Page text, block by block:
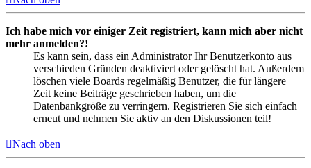
Ich habe mich vor einiger Zeit registriert, kann mich aber nicht
mehr anmelden?!
Es kann sein, dass ein Administrator Ihr Benutzerkonto aus
verschieden Gründen deaktiviert oder gelöscht hat. Außerdem
löschen viele Boards regelmäßig Benutzer, die für längere
Zeit keine Beiträge geschrieben haben, um die
Datenbankgröße zu verringern. Registrieren Sie sich einfach
erneut und nehmen Sie aktiv an den Diskussionen teil!
Nach oben